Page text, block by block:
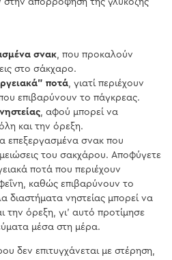
σνακ, που προκαλούν
στο σάκχαρο.
ποτά, γιατί περιέχουν
επιβαρύνουν το πάγκρεας.
, αφού μπορεί να
και την όρεξη.
επεξεργασμένα σνακ που
του σακχάρου. Αποφύγετε
ποτά που περιέχουν
καθώς επιβαρύνουν το
διαστήματα νηστείας μπορεί να
την όρεξη, γι’ αυτό προτίμησε
μέσα στη μέρα.
δεν επιτυγχάνεται με στέρηση,